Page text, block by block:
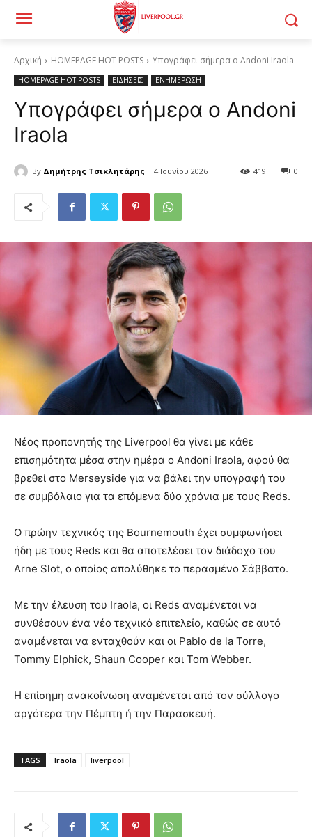
Αρχική HOMEPAGE HOT POSTS Υπογράφει σήμερα ο Andoni Iraola
HOMEPAGE HOT POSTS ΕΙΔΗΣΕΙΣ ΕΝΗΜΕΡΩΣΗ
Υπογράφει σήμερα ο Andoni
Iraola
By Δημήτρης Τσικλητάρης 4 Ιουνίου 2026 0
419
Νέος προπονητής της Liverpool θα γίνει με κάθε
επισημότητα μέσα στην ημέρα ο Andoni Iraola, αφού θα
βρεθεί στο Merseyside για να βάλει την υπογραφή του
σε συμβόλαιο για τα επόμενα δύο χρόνια με τους Reds.
Ο πρώην τεχνικός της Bournemouth έχει συμφωνήσει
ήδη με τους Reds και θα αποτελέσει τον διάδοχο του
Arne Slot, ο οποίος απολύθηκε το περασμένο Σάββατο.
Με την έλευση του Iraola, οι Reds αναμένεται να
συνθέσουν ένα νέο τεχνικό επιτελείο, καθώς σε αυτό
αναμένεται να ενταχθούν και οι Pablo de la Torre,
Tommy Elphick, Shaun Cooper και Tom Webber.
Η επίσημη ανακοίνωση αναμένεται από τον σύλλογο
αργότερα την Πέμπτη ή την Παρασκευή.
TAGS Iraola liverpool